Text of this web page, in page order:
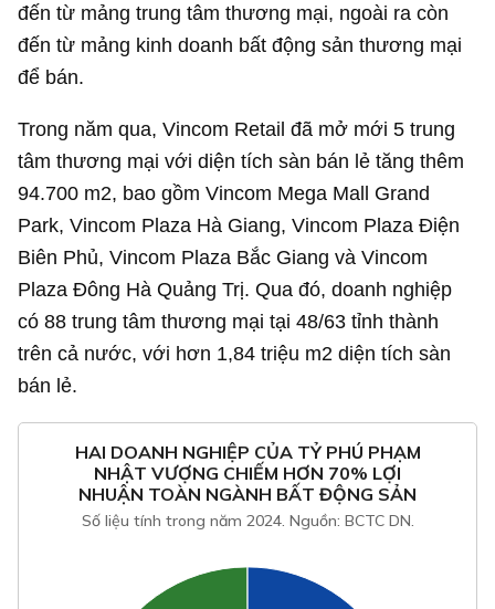
đến từ mảng trung tâm thương mại, ngoài ra còn
đến từ mảng kinh doanh bất động sản thương mại
để bán.
Trong năm qua, Vincom Retail đã mở mới 5 trung
tâm thương mại với diện tích sàn bán lẻ tăng thêm
94.700 m2, bao gồm Vincom Mega Mall Grand
Park, Vincom Plaza Hà Giang, Vincom Plaza Điện
Biên Phủ, Vincom Plaza Bắc Giang và Vincom
Plaza Đông Hà Quảng Trị. Qua đó, doanh nghiệp
có 88 trung tâm thương mại tại 48/63 tỉnh thành
trên cả nước, với hơn 1,84 triệu m2 diện tích sàn
bán lẻ.
HAI DOANH NGHIỆP CỦA TỶ PHÚ PHẠM
NHẬT VƯỢNG CHIẾM HƠN 70% LỢI
NHUẬN TOÀN NGÀNH BẤT ĐỘNG SẢN
Số liệu tính trong năm 2024. Nguồn: BCTC DN.